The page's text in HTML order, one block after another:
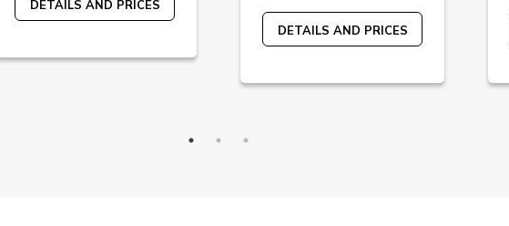
DETAILS AND PRICES
DETAILS AND PRICES